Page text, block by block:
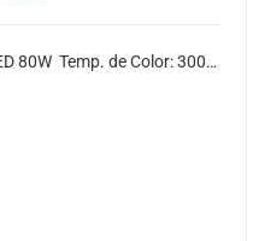
[OP-T140-80WW/CJ20] FOCO LED 80W Temp. de Color: 3000K